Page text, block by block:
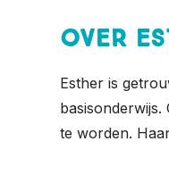
Over
Esther is
te worden.